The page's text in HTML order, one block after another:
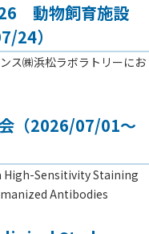
動物飼育施設
24）
ス㈱浜松ラボラトリーにお
（2026/07/01～
High-Sensitivity Staining
Antibodies